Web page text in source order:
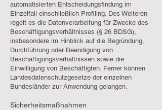
automatisierten Entscheidungsfindung im
Einzelfall einschließlich Profiling. Des Weiteren
regelt es die Datenverarbeitung für Zwecke des
Beschäftigungsverhältnisses (§ 26 BDSG),
insbesondere im Hinblick auf die Begründung,
Durchführung oder Beendigung von
Beschäftigungsverhältnissen sowie die
Einwilligung von Beschäftigten. Ferner können
Landesdatenschutzgesetze der einzelnen
Bundesländer zur Anwendung gelangen.
Sicherheitsmaßnahmen